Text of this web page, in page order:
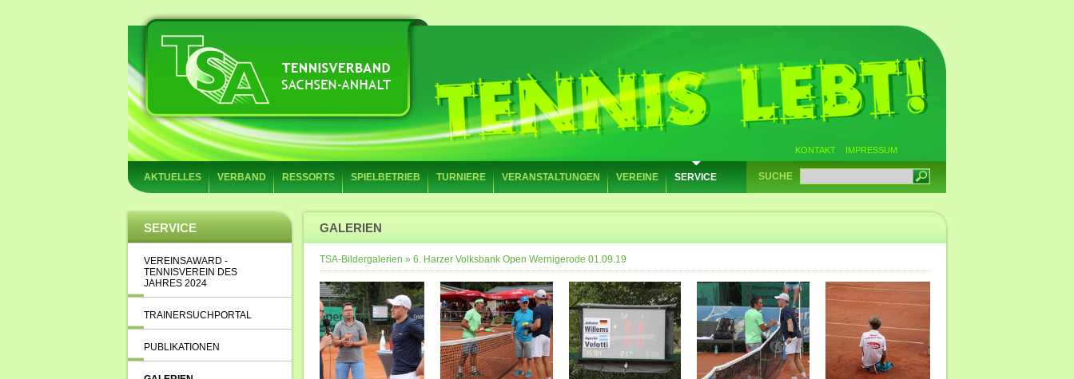
KONTAKT IMPRESSUM
AKTUELLES VERBAND RESSORTS SPIELBETRIEB TURNIERE VERANSTALTUNGEN VEREINE SERVICE SUCHE
SERVICE
VEREINSAWARD -
TENNISVEREIN DES
JAHRES 2024
TRAINERSUCHPORTAL
PUBLIKATIONEN
GALERIEN
TSA-Bildergalerien » 6. Harzer Volksbank Open Wernigerode 01.09.19